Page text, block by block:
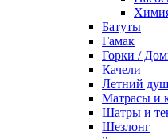
Батуты
Гамак
Горки /
Качели
Летний душ
Матрасы и
Шатры и
Шезлонг